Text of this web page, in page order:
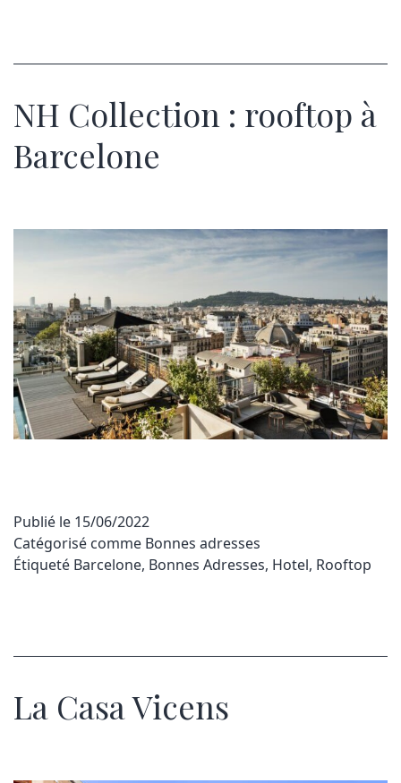
NH Collection : rooftop à
Barcelone
Publié le 15/06/2022
Catégorisé comme Bonnes adresses
Étiqueté Barcelone, Bonnes Adresses, Hotel, Rooftop
La Casa Vicens